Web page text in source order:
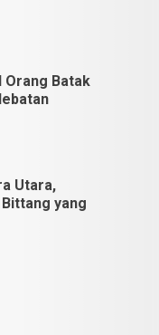
Utara,
yang
Stand
Sumatera
Medan dan